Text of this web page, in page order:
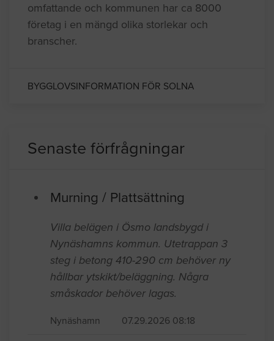
omfattande och kommunen har ca 8000
företag i en mängd olika storlekar och
branscher.
BYGGLOVSINFORMATION FÖR SOLNA
Senaste förfrågningar
Murning / Plattsättning
Villa belägen i Ösmo landsbygd i
Nynäshamns kommun. Utetrappan 3
steg i betong 410-290 cm behöver ny
hållbar ytskikt/beläggning. Några
småskador behöver lagas.
Nynäshamn 07.29.2026 08:18